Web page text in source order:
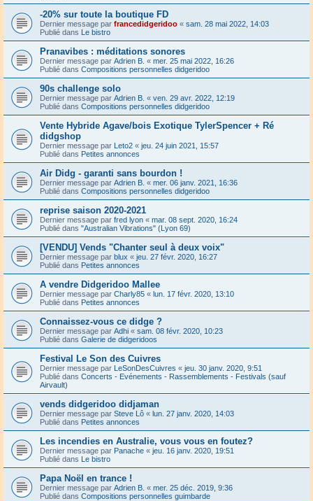
-20% sur toute la boutique FD
Dernier message par francedidgeridoo « sam. 28 mai 2022, 14:03
Publié dans Le bistro
Pranavibes : méditations sonores
Dernier message par Adrien B. « mer. 25 mai 2022, 16:26
Publié dans Compositions personnelles didgeridoo
90s challenge solo
Dernier message par Adrien B. « ven. 29 avr. 2022, 12:19
Publié dans Compositions personnelles didgeridoo
Vente Hybride Agave/bois Exotique TylerSpencer + Ré
didgshop
Dernier message par Leto2 « jeu. 24 juin 2021, 15:57
Publié dans Petites annonces
Air Didg - garanti sans bourdon !
Dernier message par Adrien B. « mer. 06 janv. 2021, 16:36
Publié dans Compositions personnelles didgeridoo
reprise saison 2020-2021
Dernier message par fred lyon « mar. 08 sept. 2020, 16:24
Publié dans "Australian Vibrations" (Lyon 69)
[VENDU] Vends "Chanter seul à deux voix"
Dernier message par blux « jeu. 27 févr. 2020, 16:27
Publié dans Petites annonces
A vendre Didgeridoo Mallee
Dernier message par Charly85 « lun. 17 févr. 2020, 13:10
Publié dans Petites annonces
Connaissez-vous ce didge ?
Dernier message par Adhi « sam. 08 févr. 2020, 10:23
Publié dans Galerie de didgeridoos
Festival Le Son des Cuivres
Dernier message par LeSonDesCuivres « jeu. 30 janv. 2020, 9:51
Publié dans Concerts - Evénements - Rassemblements - Festivals (sauf
Airvault)
vends didgeridoo didjaman
Dernier message par Steve Lô « lun. 27 janv. 2020, 14:03
Publié dans Petites annonces
Les incendies en Australie, vous vous en foutez?
Dernier message par Panache « jeu. 16 janv. 2020, 19:51
Publié dans Le bistro
Papa Noël en trance !
Dernier message par Adrien B. « mer. 25 déc. 2019, 9:36
Publié dans Compositions personnelles guimbarde